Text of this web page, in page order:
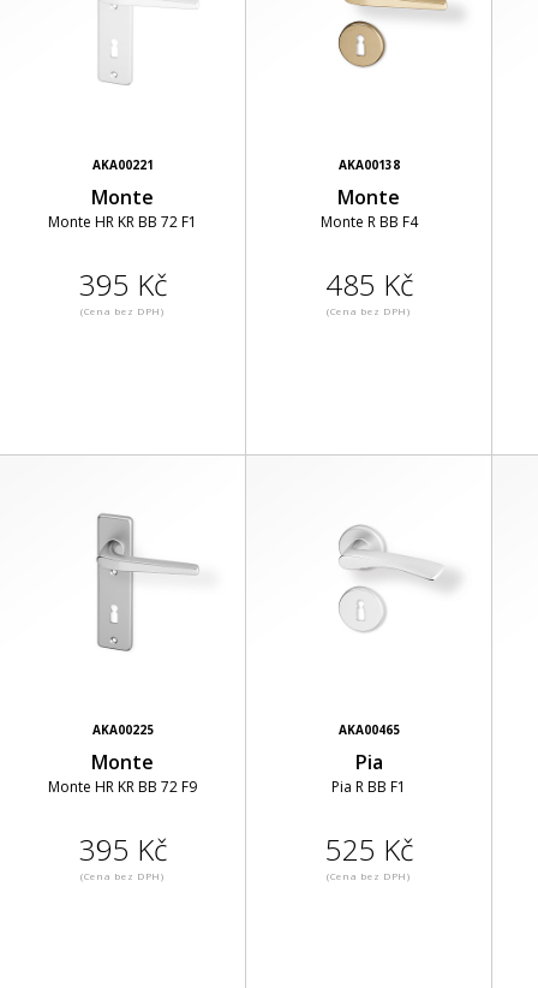
AKA00221
Monte
Monte HR KR BB 72 F1
395 Kč
(Cena bez DPH)
AKA00138
Monte
Monte R BB F4
485 Kč
(Cena bez DPH)
AKA00225
Monte
Monte HR KR BB 72 F9
395 Kč
(Cena bez DPH)
AKA00465
Pia
Pia R BB F1
525 Kč
(Cena bez DPH)